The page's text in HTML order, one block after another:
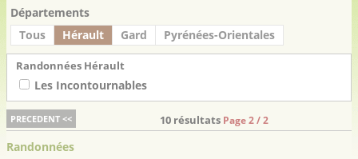
Départements
Tous
Hérault Gard Pyrénées-Orientales
Randonnées Hérault
Les Incontournables
PRECEDENT << 10 résultats Page 2 / 2
Randonnées